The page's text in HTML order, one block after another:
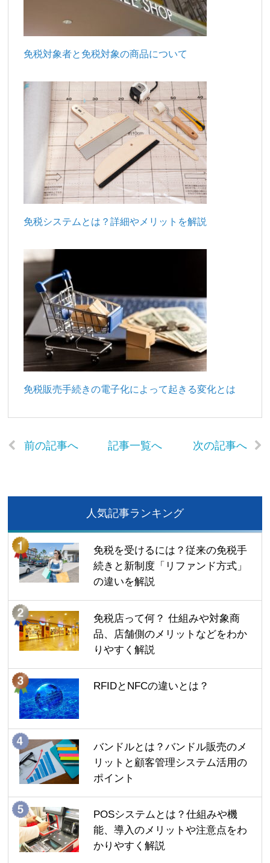
免税対象者と免税対象の商品について
免税システムとは？詳細やメリットを解説
免税販売手続きの電子化によって起きる変化とは
前の記事へ 記事一覧へ 次の記事へ
人気記事ランキング
免税を受けるには？従来の免税手
続きと新制度「リファンド方式」
の違いを解説
免税店って何？ 仕組みや対象商
品、店舗側のメリットなどをわか
りやすく解説
RFIDとNFCの違いとは？
バンドルとは？バンドル販売のメ
リットと顧客管理システム活用の
ポイント
POSシステムとは？仕組みや機
能、導入のメリットや注意点をわ
かりやすく解説